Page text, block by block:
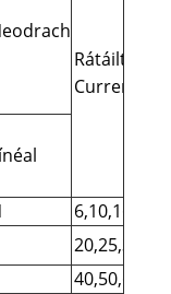
Rátáilte
6,10,16,
20,25,32,
40,50,63